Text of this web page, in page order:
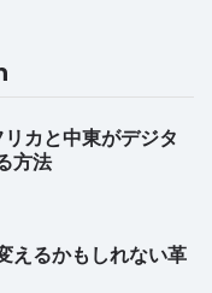
カと中東がデジタ
方法
えるかもしれない革